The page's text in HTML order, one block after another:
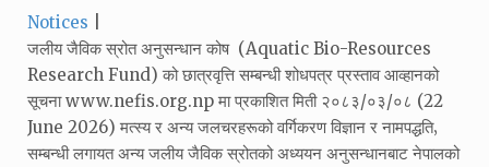
Categories:
Notices
जलीय जैविक स्रोत अनुसन्धान कोष (Aquatic Bio-Resources
Research Fund) को छात्रवृत्ति सम्बन्धी शोधपत्र प्रस्ताव आव्हानको
सूचना www.nefis.org.np मा प्रकाशित मिती २०८३/०३/०८ (22
June 2026) मत्स्य र अन्य जलचरहरूको वर्गिकरण विज्ञान र नामपद्धति‚
सम्बन्धी लगायत अन्य जलीय जैविक स्रोतको अध्ययन अनुसन्धानबाट नेपालको